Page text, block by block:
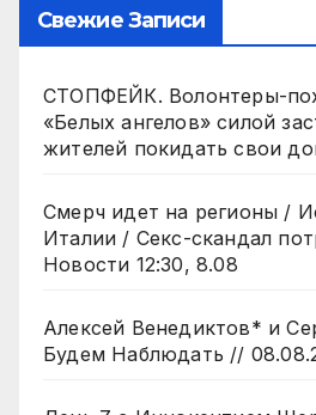
Свежие Записи
СТОПФЕЙК. Волонтеры-
«Белых ангелов» силой
жителей покидать свои
Смерч идет на регионы /
Италии / Секс-скандал
Новости 12:30, 8.08
Алексей Венедиктов* и
Будем Наблюдать //